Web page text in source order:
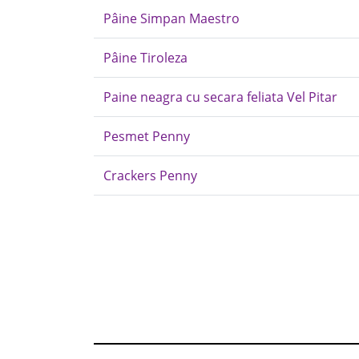
Pâine Simpan Maestro
Pâine Tiroleza
Paine neagra cu secara feliata Vel Pitar
Pesmet Penny
Crackers Penny